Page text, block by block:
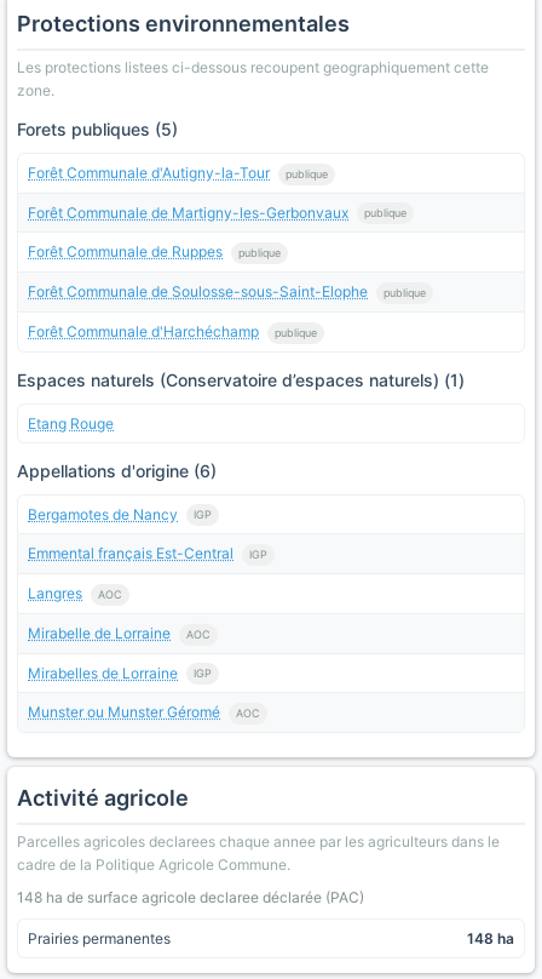
Protections environnementales
Les protections listees ci-dessous recoupent geographiquement cette
zone.
Forets publiques (5)
Forêt Communale d'Autigny-la-Tour publique
Forêt Communale de Martigny-les-Gerbonvaux publique
Forêt Communale de Ruppes publique
Forêt Communale de Soulosse-sous-Saint-Elophe publique
Forêt Communale d'Harchéchamp publique
Espaces naturels (Conservatoire d’espaces naturels) (1)
Etang Rouge
Appellations d'origine (6)
Bergamotes de Nancy IGP
Emmental français Est-Central IGP
Langres AOC
Mirabelle de Lorraine AOC
Mirabelles de Lorraine IGP
Munster ou Munster Géromé AOC
Activité agricole
Parcelles agricoles declarees chaque annee par les agriculteurs dans le
cadre de la Politique Agricole Commune.
148 ha de surface agricole declaree déclarée (PAC)
Prairies permanentes 148 ha